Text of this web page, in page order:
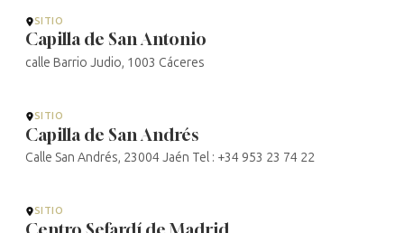
SITIO
Capilla de San Antonio
calle Barrio Judio, 1003 Cáceres
SITIO
Capilla de San Andrés
Calle San Andrés, 23004 Jaén Tel : +34 953 23 74 22
SITIO
Centro Sefardí de Madrid